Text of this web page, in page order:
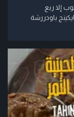
إلا ربع
باودررشة